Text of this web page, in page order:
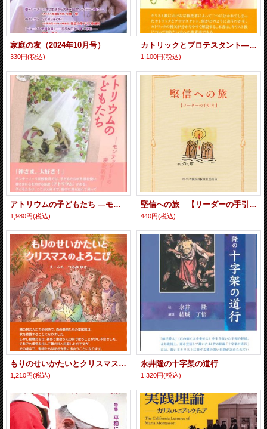
家庭の友（2024年10月号）
330円(税込)
カトリックとプロテスタント――同じキリスト教で、どのように違うのか
1,100円(税込)
アトリウムの子どもたち ―モンテッソーリの宗教教育―
1,980円(税込)
堅信への旅 【リーダーの手引き】
440円(税込)
もりのせいかたいとクリスマスのよろこび
1,210円(税込)
永井隆の十字架の道行
1,320円(税込)